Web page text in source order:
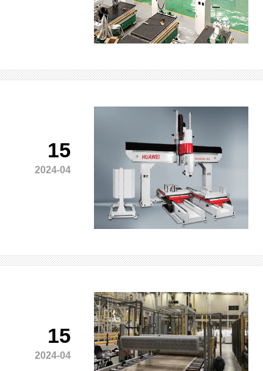
15
2024-04
15
2024-04